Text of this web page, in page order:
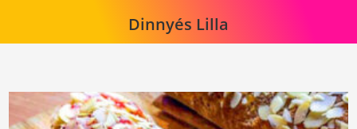
Dinnyés Lilla